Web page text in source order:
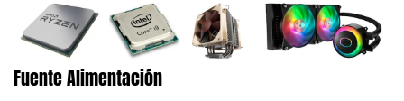
Fuente Alimentación